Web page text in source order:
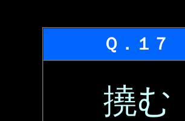
Ｑ．１７
撓む